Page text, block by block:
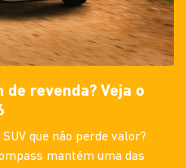
de revenda? Veja o
que não perde valor?
mantém uma das